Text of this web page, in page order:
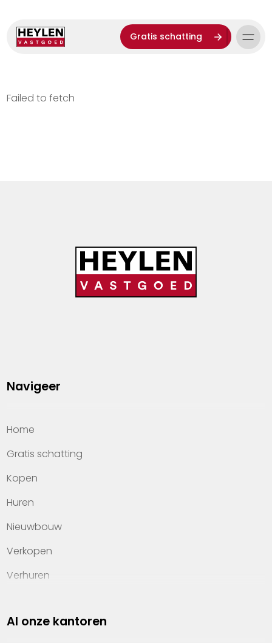
Gratis schatting
Failed to fetch
Navigeer
Home
Gratis schatting
Kopen
Huren
Nieuwbouw
Verkopen
Verhuren
Property management
Al onze kantoren